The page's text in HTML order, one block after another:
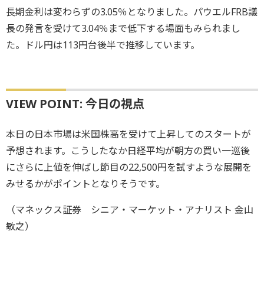
長期金利は変わらずの3.05％となりました。パウエルFRB議
長の発言を受けて3.04％まで低下する場面もみられまし
た。ドル円は113円台後半で推移しています。
VIEW POINT: 今日の視点
本日の日本市場は米国株高を受けて上昇してのスタートが
予想されます。こうしたなか日経平均が朝方の買い一巡後
にさらに上値を伸ばし節目の22,500円を試すような展開を
みせるかがポイントとなりそうです。
（マネックス証券 シニア・マーケット・アナリスト 金山
敏之）